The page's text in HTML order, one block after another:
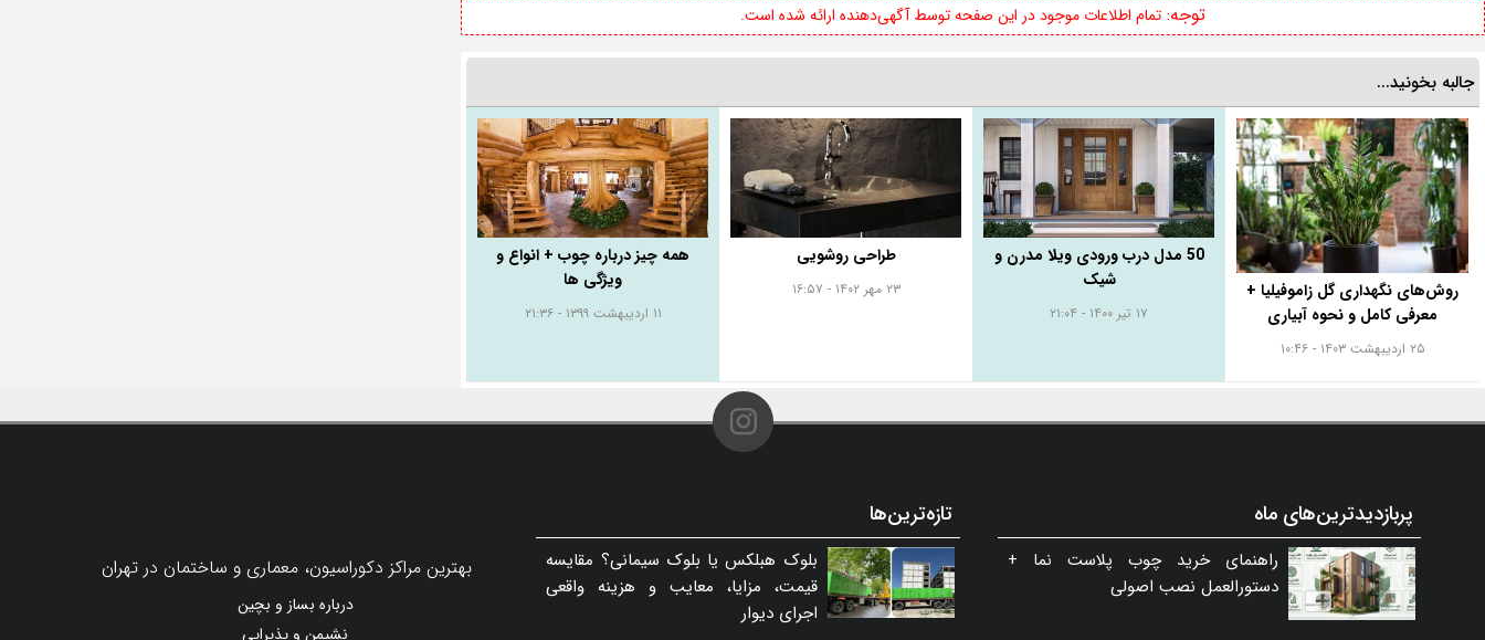
توجه:تمام اطلاعات موجود در این صفحه توسط آگهی‌دهنده ارائه شده است.
جالبه بخونید...
روش‌های نگهداری گل زاموفیلیا +
معرفی کامل و نحوه آبیاری
۲۵ اردیبهشت ۱۴۰۳ - ۱۰:۴۶
50 مدل درب ورودی ویلا مدرن و
شیک
۱۷ تیر ۱۴۰۰ - ۲۱:۰۴
طراحی روشویی
۲۳ مهر ۱۴۰۲ - ۱۶:۵۷
همه چیز درباره چوب + انواع و
ویژگی ها
۱۱ اردیبهشت ۱۳۹۹ - ۲۱:۳۶
پربازدیدترین‌های ماه
راهنمای خرید چوب پلاست نما +
دستورالعمل نصب اصولی
تازه‌ترین‌ها
بلوک هبلکس یا بلوک سیمانی؟ مقایسه
قیمت، مزایا، معایب و هزینه واقعی
اجرای دیوار
بهترین مراکز دکوراسیون، معماری و ساختمان در تهران
درباره بساز و بچین
نشیمن و پذیرایی